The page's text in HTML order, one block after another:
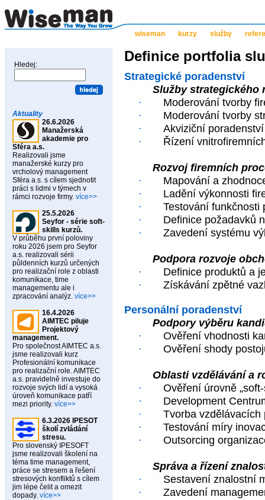
wiseman kurzy služby
Hledej:
Aktuality
26.6.2026
Manažerská
akademie pro
Sféra a.s.
Realizovali jsme
manažerské kurzy pro
vrcholový management
Sféra a.s. s cílem sjednotit
práci s lidmi v týmech v
rámci rozvoje firmy. více>>
25.5.2026
Seyfor - série soft-
skills kurzů.
V průběhu první poloviny
roku 2026 jsem pro Seyfor
a.s. realizovali sérii
půldenních kurzů určených
pro realizační role z oblasti
komunikace, time
managementu ale i
zpracování analýz. více>>
16.4.2026
AIMTEC piluje
Projektový
management.
Pro společnost AIMTEC a.s.
jsme realizovali kurz
Profesionální komunikace
pro realizační role. AIMTEC
a.s. pravidelně investuje do
rozvoje svých lidí a vysoká
úroveň komunikace patří
mezi priority. více>>
6.3.2026 IPESOT
školí zvládání
stresu.
Pro slovenský IPESOFT
jsme realizovali školení na
téma time management,
práce se stresem a řešení
stresových konfliktů s cílem
jim lépe čelit a omezit
dopady. více>>
Definice portfolia
Strategické poradenství
Služby strategického
·
Moderování tvorby
·
Moderování tvorby
·
Akviziční poradenství
·
Řízení
Rozvoj firemních
·
Mapování a
·
Ladění výkonnosti
·
Testování funkčnosti
·
Definice požadavků
·
Zavedení systému
Podpora rozvoje
·
Definice produktů a
·
Získávání zpětné
Personální poradenství
Podpory výběru
·
Ověření vhodnosti
·
Ověření shody
Oblasti vzdělávání a
·
Ověření úrovně
·
Development
·
Tvorba vzdělávacích
·
Testování míry
·
Outsorcing
Správa a řízení
·
Sestavení znalostní
·
Zavedení